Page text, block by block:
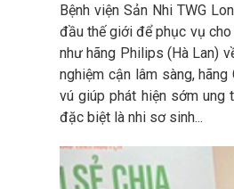
Bệnh viện Sản Nhi TWG
đầu thế giới để phục vụ
như hãng Philips (Hà Lan)
nghiệm cận lâm sàng,
vú giúp phát hiện sớm ung
đặc biệt là nhi sơ sinh...